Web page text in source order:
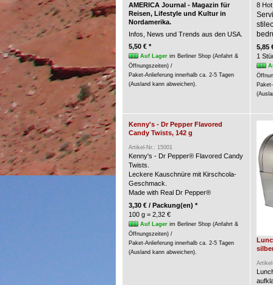
AMERICA Journal - Magazin für
Reisen, Lifestyle und Kultur in
Nordamerika.
Infos, News und Trends aus den USA.
5,50 € *
Auf Lagerim Berliner Shop (Anfahrt &
Öffnungszeiten) /
Paket-Anlieferung innerhalb ca. 2-5 Tagen
(Ausland kann abweichen).
8
5,85
1
Kenny's - Dr Pepper Flavored
Candy Twists, 142 g
Artikel-Nr.: 15001
Kenny's - Dr Pepper® Flavored Candy
Twists.
Leckere Kauschnüre mit Kirschcola-
Geschmack.
Made with Real Dr Pepper®
3,30 € / Packung(en) *
100 g = 2,32 €
Auf Lagerim Berliner Shop (Anfahrt &
Öffnungszeiten) /
Paket-Anlieferung innerhalb ca. 2-5 Tagen
(Ausland kann abweichen).